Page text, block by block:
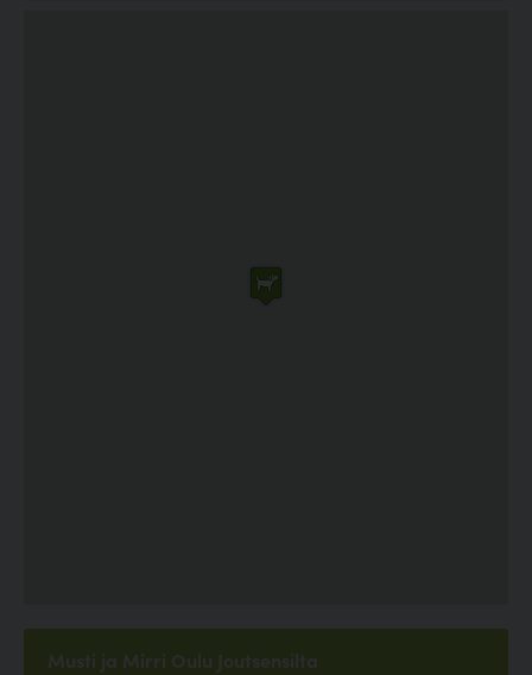
Musti ja Mirri Oulu Joutsensilta